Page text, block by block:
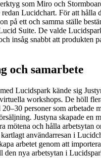
som Miro och
Lucidchart. För att hålla
på ett och samma ställe
Suite. De valde
insåg snabbt att produkten
och samarbete
Lucidspark kände sig
workshops. De höll
personer som arbetade
Justyna skapade en
mötena och hålla arbetsytan
användarresan i
arbetet genom att
nya arbetsytan i